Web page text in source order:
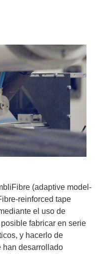
(adaptive model-
reinforced tape
el uso de
fabricar en serie
y hacerlo de
han desarrollado